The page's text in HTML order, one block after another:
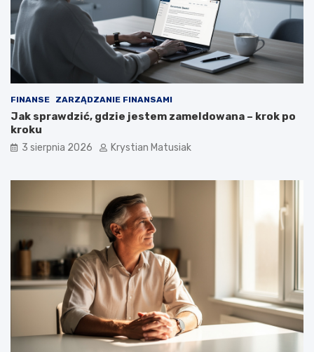
FINANSE ZARZĄDZANIE FINANSAMI
Jak sprawdzić, gdzie jestem zameldowana – krok po
kroku
3 sierpnia 2026 Krystian Matusiak